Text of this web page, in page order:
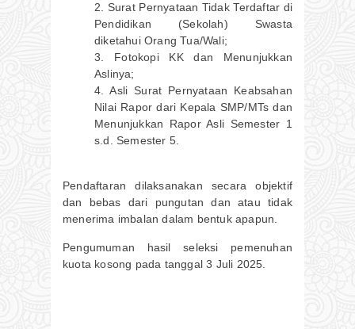
2. Surat Pernyataan Tidak Terdaftar di
Pendidikan (Sekolah) Swasta
diketahui Orang Tua/Wali;
3. Fotokopi KK dan Menunjukkan
Aslinya;
4. Asli Surat Pernyataan Keabsahan
Nilai Rapor dari Kepala SMP/MTs dan
Menunjukkan Rapor Asli Semester 1
s.d. Semester 5.
Pendaftaran dilaksanakan secara objektif
dan bebas dari pungutan dan atau tidak
menerima imbalan dalam bentuk apapun.
Pengumuman hasil seleksi pemenuhan
kuota kosong pada tanggal 3 Juli 2025.